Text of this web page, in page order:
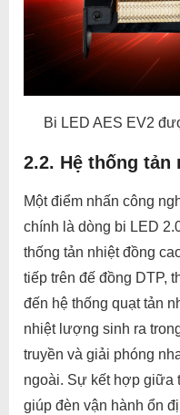
Bi LED AES EV2
2.2. Hệ thống tản
Một điểm nhấn công
chính là dòng bi LED
thống tản nhiệt đồng
tiếp trên đế đồng DTP,
đến hệ thống quạt tản
nhiệt lượng sinh ra
truyền và giải phóng
ngoài. Sự kết hợp giữa
giúp đèn vận hành ổn